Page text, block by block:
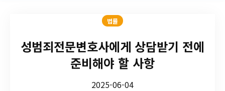
법률
성범죄전문변호사에게 상담받기 전에
준비해야 할 사항
2025-06-04